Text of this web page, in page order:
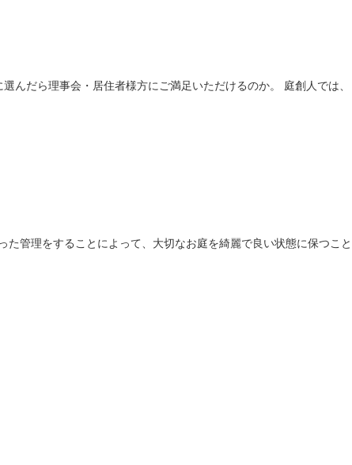
だら理事会・居住者様方にご満足いただけるのか。 庭創人では、
管理をすることによって、大切なお庭を綺麗で良い状態に保つこと